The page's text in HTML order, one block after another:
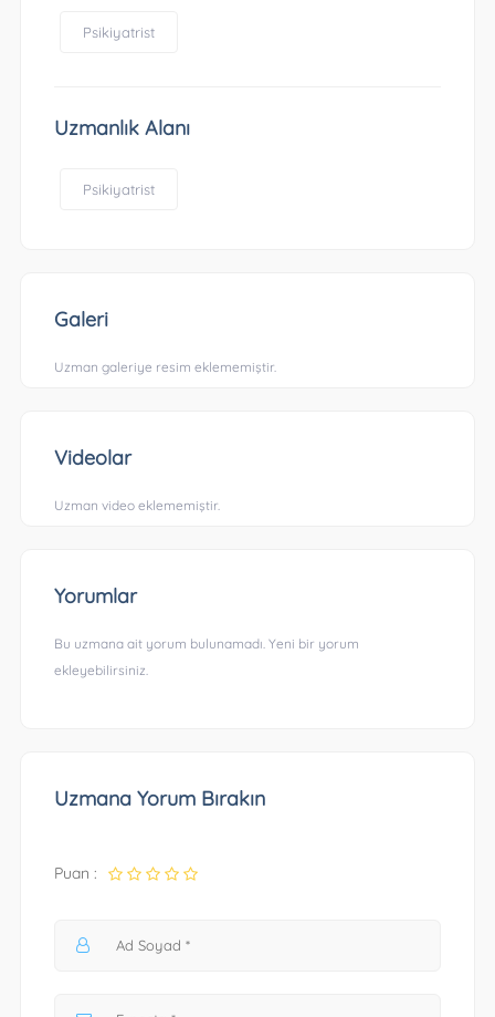
Psikiyatrist
Uzmanlık Alanı
Psikiyatrist
Galeri
Uzman galeriye resim eklememiştir.
Videolar
Uzman video eklememiştir.
Yorumlar
Bu uzmana ait yorum bulunamadı. Yeni bir yorum
ekleyebilirsiniz.
Uzmana Yorum Bırakın
Puan :